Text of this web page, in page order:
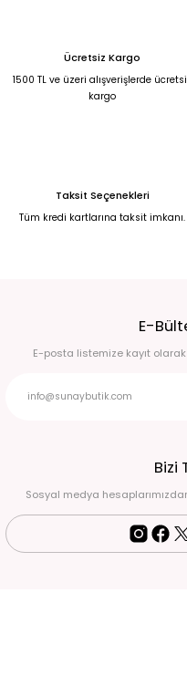
500,00 TL
Tükendi
GÜMÜŞ KRİSTAL TAŞ TAKI SETİ GÜMÜŞ
Ücretsiz Kargo
1500 TL ve üzeri alışverişlerde
kargo
Taksit Seçenekleri
Tüm kredi kartlarına taksit imkanı.
E-
E-posta listemize kayıt
Bizi
Sosyal medya